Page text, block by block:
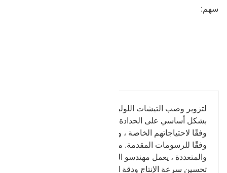
سهم:
بشكل أساسي على الحدادة. يمكن للعملاء تقديم الطلبات
وفقًا لاحتياجاتهم الخاصة ، وسنقوم بتنفيذ عملية تزوير
وفقًا للرسومات المقدمة. مثل المنتجات البسيطة
والمتعددة ، يعمل مهندسو القوالب في شركتنا على
تحسين سرعة الإنتاج ودقة المنتجات عن طريق بناء